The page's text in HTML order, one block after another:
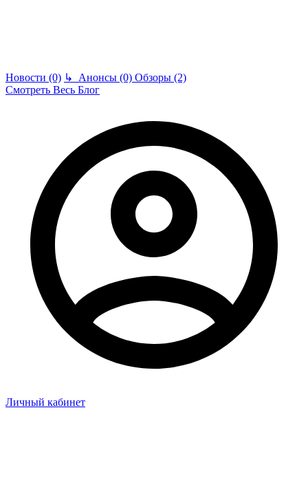
Новости (0) ↳ Анонсы (0) Обзоры (2)
Смотреть Весь Блог
Личный кабинет